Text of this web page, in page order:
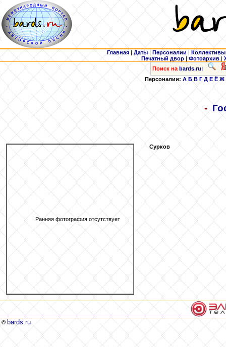
Главная | Даты | Персоналии | Коллективы
Печатный двор |Фотоархив |
Поиск на bards.ru:
Персоналии: А Б В Г Д Е Ё Ж
-
Ранняя фотография отсутствует
Сурков
© bards.ru